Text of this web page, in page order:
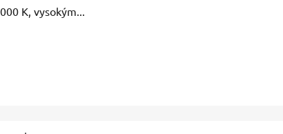
K, vysokým...